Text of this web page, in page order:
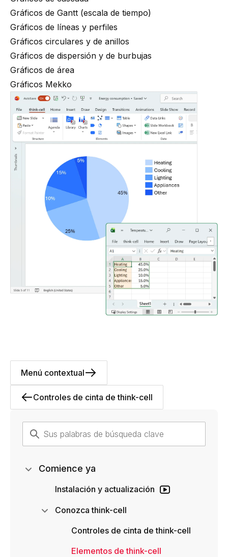
Gráficos de Gantt (escala de tiempo)
Gráficos de líneas y perfiles
Gráficos circulares y de anillos
Gráficos de dispersión y de burbujas
Gráficos de área
Gráficos Mekko
Controles de cinta de think-cell
Menú contextual
Comience ya
Instalación y actualización
Conozca think-cell
Controles de cinta de think-cell
Elementos de think-cell